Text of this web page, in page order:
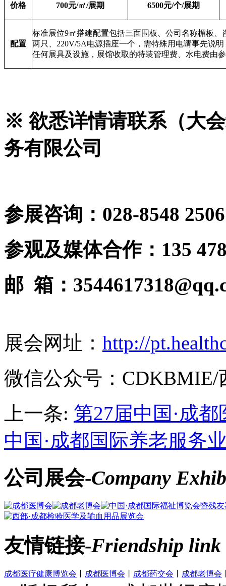
价格 700元/㎡/展期 6500元/个/展期
配置
标准展位9㎡搭建配置包括三面围板、公司名称楣板
两只、 220V/5A电源插座一个，需特殊用电请事先说
任何展具及设施，展馆收取的特装管理费、水电费由
※ 欲悉详情请联系（大
务有限公司
参展咨询： 028-8548 2506
参观及媒体合作： 135
邮 箱：
展会网址： http://
微信公众号：
上一条: 第27届中国·成
中国·成都国际养老服务
公司展会-Company
友情链接-Friendship link
成都医疗健康博览会 成都医博会 成都药交会 成都老博会